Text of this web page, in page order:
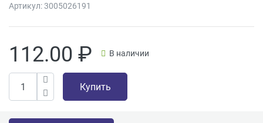
Артикул:3005026191
112.00 ₽ В наличии
Купить